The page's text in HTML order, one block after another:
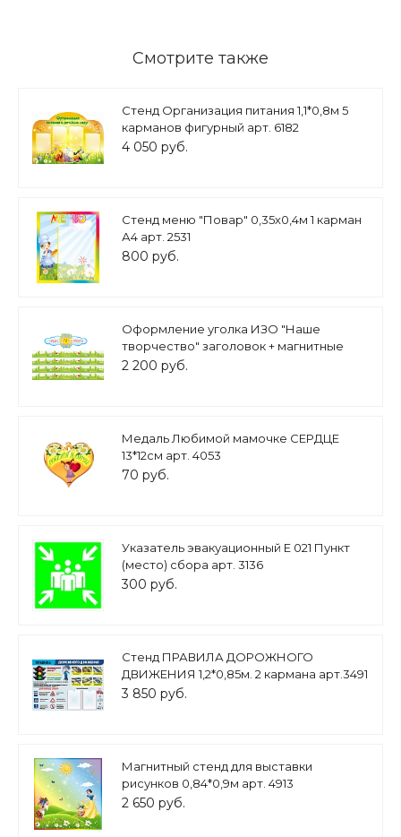
Смотрите также
Cтенд Организация питания 1,1*0,8м 5
карманов фигурный арт. 6182
4 050 руб.
Стенд меню "Повар" 0,35х0,4м 1 карман
А4 арт. 2531
800 руб.
Оформление уголка ИЗО "Наше
творчество" заголовок + магнитные
ленты арт.МАГ1185
2 200 руб.
Медаль Любимой мамочке СЕРДЦЕ
13*12см арт. 4053
70 руб.
Указатель эвакуационный Е 021 Пункт
(место) сбора арт. 3136
300 руб.
Стенд ПРАВИЛА ДОРОЖНОГО
ДВИЖЕНИЯ 1,2*0,85м. 2 кармана арт.3491
3 850 руб.
Магнитный стенд для выставки
рисунков 0,84*0,9м арт. 4913
2 650 руб.